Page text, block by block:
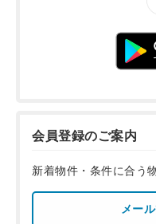
会員登録のご案内
新着物件・条件に合う
メー